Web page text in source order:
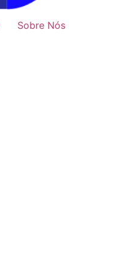
Sobre Nós